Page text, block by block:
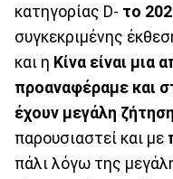
κατηγορίας D- το
συγκεκριμένης
και η Κίνα είναι μια
προαναφέραμε και
έχουν μεγάλη
παρουσιαστεί και με
πάλι λόγω της